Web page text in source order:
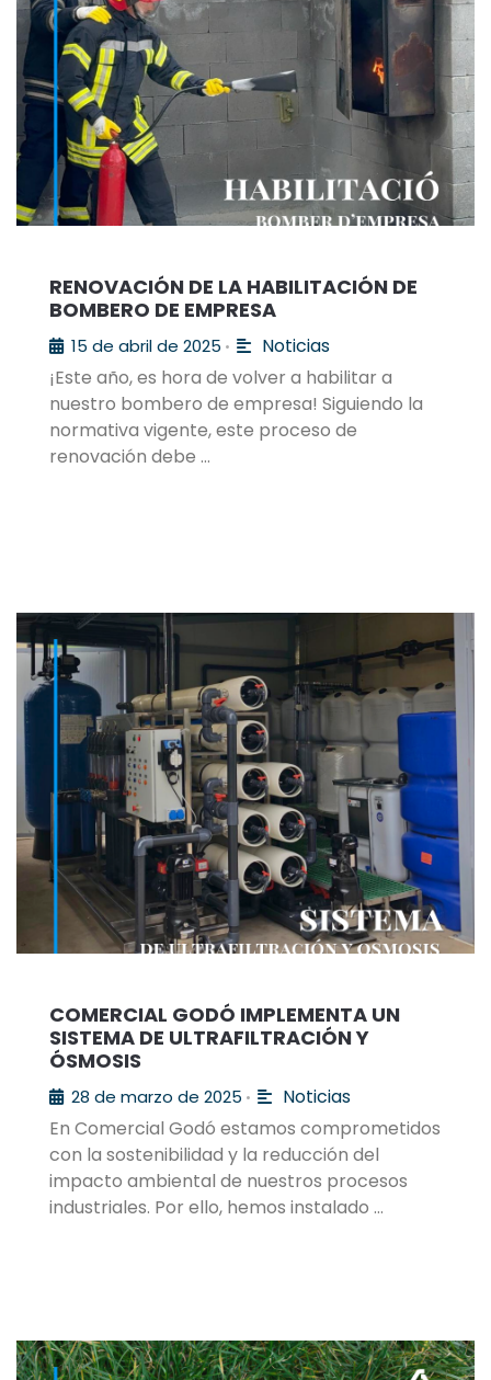
RENOVACIÓN DE LA HABILITACIÓN DE
BOMBERO DE EMPRESA
15 de abril de 2025 •
Noticias
¡Este año, es hora de volver a habilitar a
nuestro bombero de empresa! Siguiendo la
normativa vigente, este proceso de
renovación debe …
COMERCIAL GODÓ IMPLEMENTA UN
SISTEMA DE ULTRAFILTRACIÓN Y
ÓSMOSIS
28 de marzo de 2025 •
Noticias
En Comercial Godó estamos comprometidos
con la sostenibilidad y la reducción del
impacto ambiental de nuestros procesos
industriales. Por ello, hemos instalado …